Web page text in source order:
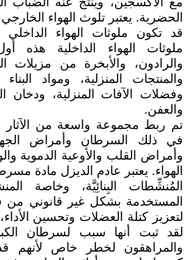
الحضرية. يعتبر تلوث الهواء
قد تكون ملوثات الهواء
ملوثات الهواء الداخلية هذه
والرادون، والأبخرة من مزيلات
والمنتجات المنزلية، ومواد
وفضلات الآفات المنزلية، ودخان
والعفن.
تم ربط مجموعة واسعة من الآثار
في ذلك السرطان وأمراض
وأمراض القلب والأوعية الدموية
الهواء. يعتبر عادم الديزل مادة
المُنشِّطات البِنائِيَّة، وخاصة
المستخدمة بشكل غير قانوني من
لتعزيز كتلة العضلات وتحسين
لقد ثبت أنها سبب لسرطان
والمراهقون لخطر خاص لأنهم